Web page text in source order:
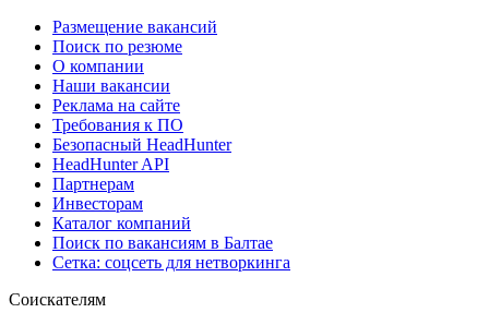
Размещение вакансий
Поиск по резюме
О компании
Наши вакансии
Реклама на сайте
Требования к ПО
Безопасный HeadHunter
HeadHunter API
Партнерам
Инвесторам
Каталог компаний
Поиск по вакансиям в Балтае
Сетка: соцсеть для нетворкинга
Соискателям